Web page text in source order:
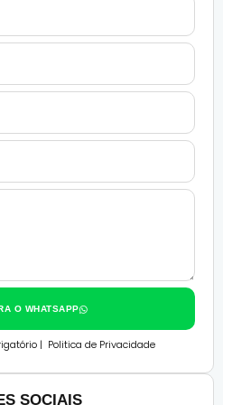
O WHATSAPP
| Politica de Privacidade
SOCIAIS